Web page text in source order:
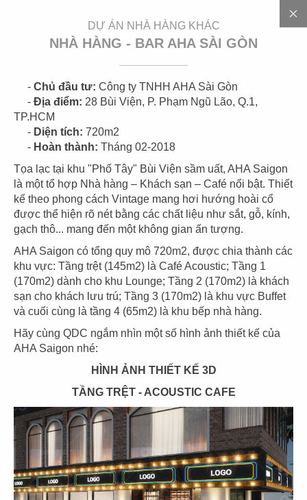
DỰ ÁN NHÀ HÀNG KHÁC
NHÀ HÀNG - BAR AHA SÀI GÒN
- Chủ đầu tư: Công ty TNHH AHA Sài Gòn
- Địa điểm: 28 Bùi Viện, P. Phạm Ngũ Lão, Q.1,
TP.HCM
- Diện tích: 720m2
- Hoàn thành: Tháng 02-2018
Tọa lạc tại khu "Phố Tây" Bùi Viện sầm uất, AHA Saigon
là một tổ hợp Nhà hàng – Khách sạn – Café nổi bật. Thiết
kế theo phong cách Vintage mang hơi hướng hoài cổ
được thể hiện rõ nét bằng các chất liệu như sắt, gỗ, kính,
gạch thô... mang đến một không gian ấn tượng.
AHA Saigon có tổng quy mô 720m2, được chia thành các
khu vực: Tầng trệt (145m2) là Café Acoustic; Tầng 1
(170m2) dành cho khu Lounge; Tầng 2 (170m2) là khách
sạn cho khách lưu trú; Tầng 3 (170m2) là khu vực Buffet
và cuối cùng là tầng 4 (65m2) là khu bếp nhà hàng.
Hãy cùng QDC ngắm nhìn một số hình ảnh thiết kế của
AHA Saigon nhé:
HÌNH ẢNH THIẾT KẾ 3D
TẦNG TRỆT - ACOUSTIC CAFE
300+ DỰ ÁN
01
HIGHLANDS
CN Cát Lái
02
HIGHLANDS
CN Sunwah Pearl
CN Biên Hòa
04
KATINAT